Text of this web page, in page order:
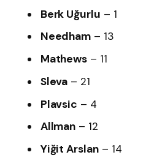
Berk Uğurlu – 1
Needham – 13
Mathews – 11
Sleva – 21
Plavsic – 4
Allman – 12
Yiğit Arslan – 14